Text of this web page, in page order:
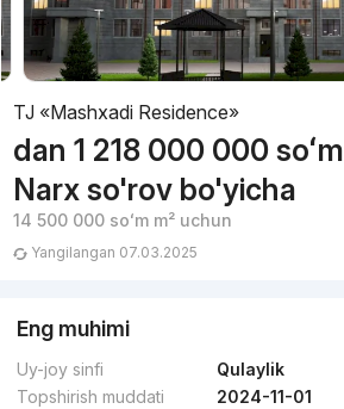
TJ «Mashxadi Residence»
dan 1 218 000 000 soʻm
Narx so'rov bo'yicha
14 500 000 soʻmm² uchun
Yangilangan 07.03.2025
Eng muhimi
Uy-joy sinfi
Qulaylik
Topshirish muddati
2024-11-01